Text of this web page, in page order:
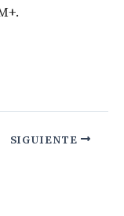
SIGUIENTE